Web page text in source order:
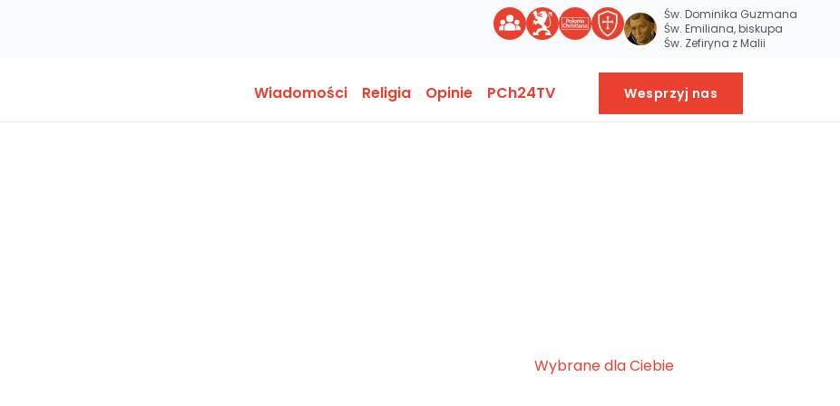
Św. Dominika Guzmana
Św. Emiliana, biskupa
Św. Zefiryna z Malii
Wiadomości Religia Opinie PCh24TV Wesprzyj nas
Wybrane dla Ciebie